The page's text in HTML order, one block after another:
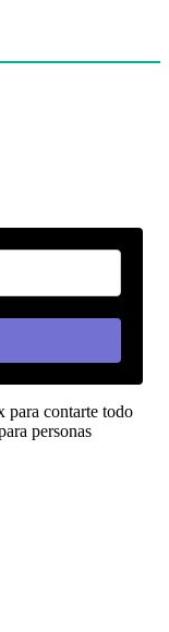
para contarte todo
personas